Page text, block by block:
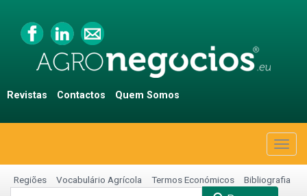
Revistas Contactos Quem Somos
Regiões Vocabulário Agrícola Termos Económicos Bibliografia